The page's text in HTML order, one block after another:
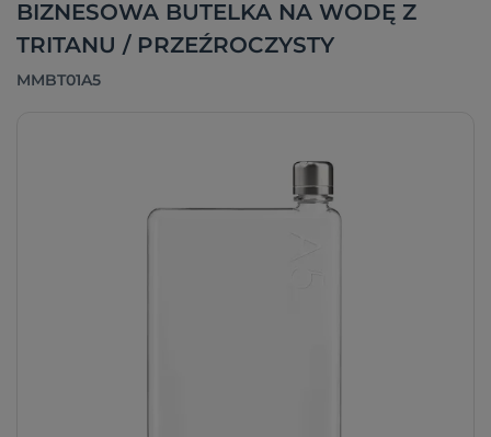
BIZNESOWA BUTELKA NA WODĘ Z
TRITANU / PRZEŹROCZYSTY
MMBT01A5